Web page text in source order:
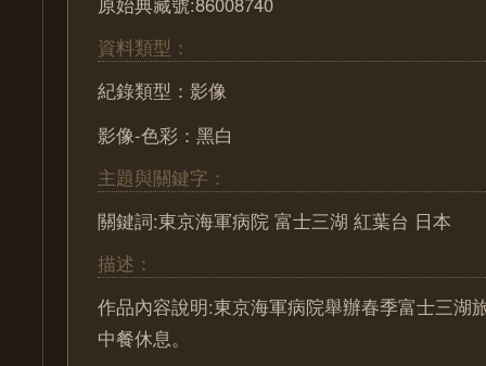
資料類型：
紀錄類型：影像
影像-色彩：黑白
主題與關鍵字：
關鍵詞:東京海軍病院 富士三湖 紅葉台 日本
描述：
作品內容說明:東京海軍病院舉辦春季富士三湖
中餐休息。